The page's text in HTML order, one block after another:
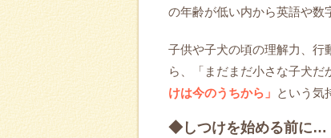
の年齢が低い内から英語や数
子供や子犬の頃の理解力、行
ら、「まだまだ小さな子犬だ
けは今のうちから」 という気
◆しつけを始める前に…